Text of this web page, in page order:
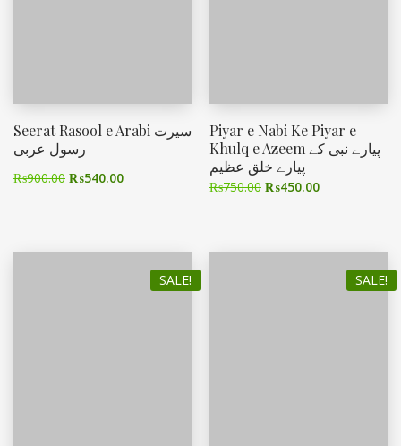
Seerat Rasool e Arabi سیرت
رسول عربی
₨900.00 ₨540.00
Piyar e Nabi Ke Piyar e
Khulq e Azeem پیارے نبی کے
پیارے خلق عظیم
₨750.00 ₨450.00
SALE! SALE!